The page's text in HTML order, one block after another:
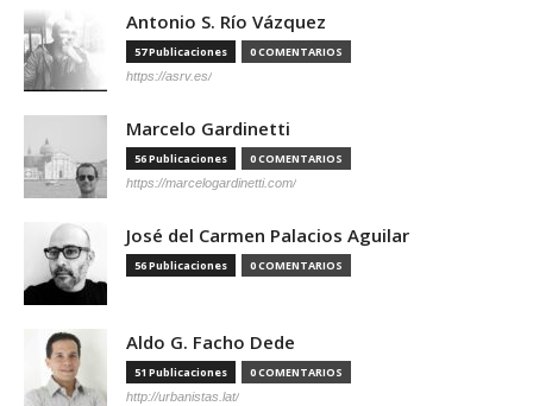
Antonio S. Río Vázquez
57 Publicaciones 0 COMENTARIOS
https://asrv.es/
Marcelo Gardinetti
56 Publicaciones 0 COMENTARIOS
https://marcelogardinetti.com/
José del Carmen Palacios Aguilar
56 Publicaciones 0 COMENTARIOS
Aldo G. Facho Dede
51 Publicaciones 0 COMENTARIOS
http://urbanistas.lat/